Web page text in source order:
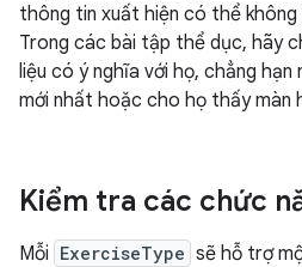
thông tin xuất hiện có thể
Trong các bài tập thể dục, hãy
liệu có ý nghĩa với họ, chẳng
mới nhất hoặc cho họ thấy màn
Kiểm tra các chức
Mỗi ExerciseType sẽ hỗ trợ